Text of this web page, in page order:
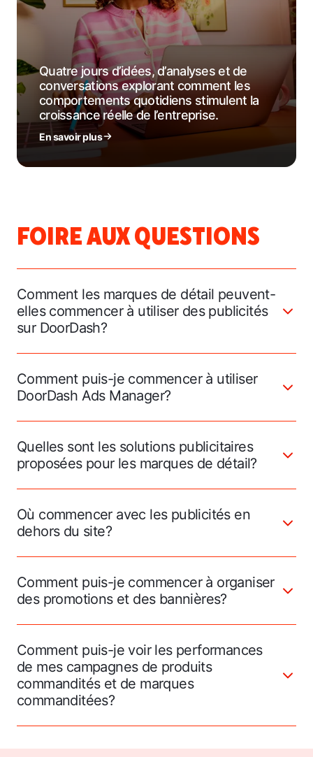
Quatre jours d’idées, d’analyses et de
conversations explorant comment les
comportements quotidiens stimulent la
croissance réelle de l’entreprise.
En savoir plus
FOIRE AUX QUESTIONS
Comment les marques de détail peuvent-
elles commencer à utiliser des publicités
sur DoorDash?
Comment puis-je commencer à utiliser
DoorDash Ads Manager?
Quelles sont les solutions publicitaires
proposées pour les marques de détail?
Où commencer avec les publicités en
dehors du site?
Comment puis-je commencer à organiser
des promotions et des bannières?
Comment puis-je voir les performances
de mes campagnes de produits
commandités et de marques
commanditées?